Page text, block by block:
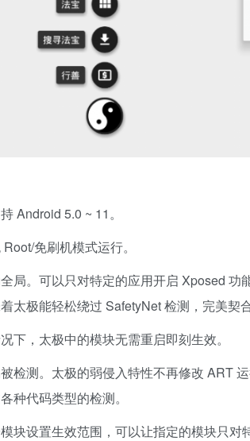
Android 5.0 ~ 11。
免刷机模式运行。
局。可以只对特定的应用开启 Xposed
太极能轻松绕过 SafetyNet 检测，完美契
下，太极中的模块无需重启即刻生效。
检测。太极的弱侵入特性不再修改 ART
种代码类型的检测。
块设置生效范围，可以让指定的模块只对